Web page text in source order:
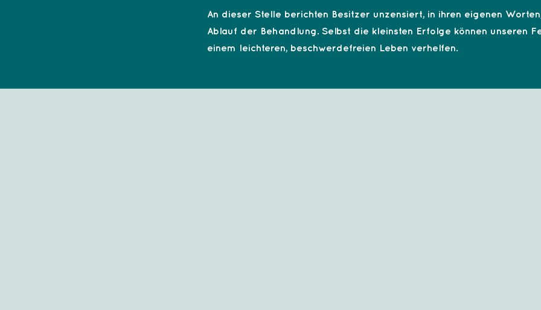
An dieser Stelle berichten Besitzer unzensiert, in ihren eigenen
Ablauf der Behandlung. Selbst die kleinsten Erfolge können unseren
einem leichteren, beschwerdefreien Leben verhelfen.